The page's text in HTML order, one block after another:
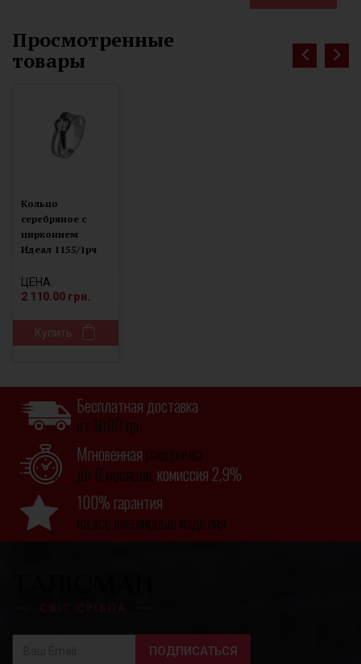
Просмотренные
товары
Кольцо
серебряное с
цирконием
Идеал 1155/1рч
ЦЕНА:
2 110.00 грн.
Купить
Бесплатная доставка
от 1000 грн.
Мгновенная рассрочка
до 6 месяцев, комиссия 2,9%
100% гарантия
на все ювелирные изделия
ПОДПИСАТЬСЯ